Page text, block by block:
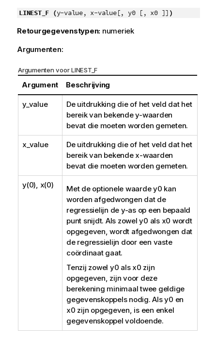
LINEST_F (y-value, x-value[, y0 [, x0 ]] )
Retourgegevenstypen: numeriek
Argumenten:
Argumenten voor LINEST_F
Argument Beschrijving
y_value
De uitdrukking die of het veld dat het
bereik van bekendey-waarden
bevat die moeten worden gemeten.
x_value
De uitdrukking die of het veld dat het
bereik van bekende x-waarden
bevat die moeten worden gemeten.
y(0), x(0) Met de optionele waardey0 kan
worden afgedwongen dat de
regressielijn de y-as op een bepaald
punt snijdt. Als zowely0 als x0 wordt
opgegeven, wordt afgedwongen dat
de regressielijn door een vaste
coördinaat gaat.
Tenzij zowel y0 als x0 zijn
opgegeven, zijn voor deze
berekening minimaal twee geldige
gegevenskoppels nodig. Alsy0 en
x0 zijn opgegeven, is een enkel
gegevenskoppel voldoende.